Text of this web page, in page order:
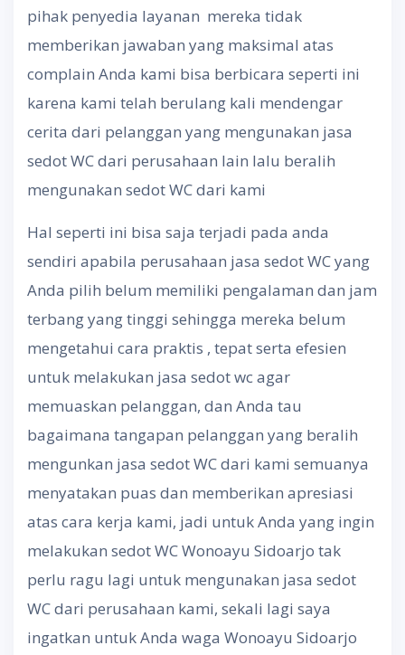
pihak penyedia layanan mereka tidak
memberikan jawaban yang maksimal atas
complain Anda kami bisa berbicara seperti ini
karena kami telah berulang kali mendengar
cerita dari pelanggan yang mengunakan jasa
sedot WC dari perusahaan lain lalu beralih
mengunakan sedot WC dari kami
Hal seperti ini bisa saja terjadi pada anda
sendiri apabila perusahaan jasa sedot WC yang
Anda pilih belum memiliki pengalaman dan jam
terbang yang tinggi sehingga mereka belum
mengetahui cara praktis , tepat serta efesien
untuk melakukan jasa sedot wc agar
memuaskan pelanggan, dan Anda tau
bagaimana tangapan pelanggan yang beralih
mengunkan jasa sedot WC dari kami semuanya
menyatakan puas dan memberikan apresiasi
atas cara kerja kami, jadi untuk Anda yang ingin
melakukan sedot WC Wonoayu Sidoarjo tak
perlu ragu lagi untuk mengunakan jasa sedot
WC dari perusahaan kami, sekali lagi saya
ingatkan untuk Anda waga Wonoayu Sidoarjo